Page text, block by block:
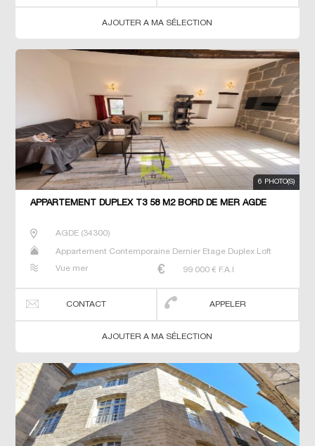
AJOUTER A MA SÉLECTION
6 PHOTO(S)
APPARTEMENT DUPLEX T3 58 M2 BORD DE MER AGDE
AGDE(34300)
Appartement Contemporaine Dernier Etage Duplex Loft
Vue mer
99 000 € F.A.I
CONTACT APPELER
AJOUTER A MA SÉLECTION